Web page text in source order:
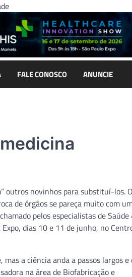
FALE CONOSCO ANUNCIE
outros novinhos para substituí-los. O
de órgãos se pareça muito com
pelos especialistas de Saúde
dias 10 e 11 de junho, no
a ciência anda a passos largos e
na área de Biofabricação e